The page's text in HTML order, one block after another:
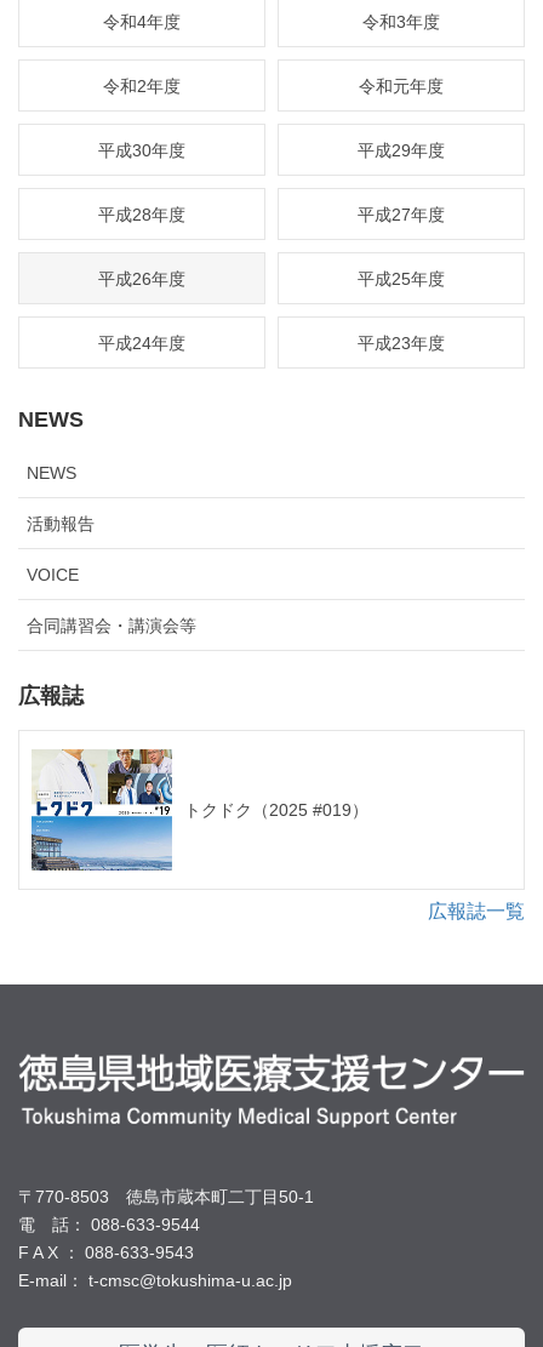
令和4年度 令和3年度
令和2年度 令和元年度
平成30年度 平成29年度
平成28年度 平成27年度
平成26年度 平成25年度
平成24年度 平成23年度
NEWS
NEWS
活動報告
VOICE
合同講習会・講演会等
広報誌
トクドク（2025 #019）
広報誌一覧
〒770-8503 徳島市蔵本町二丁目50-1
電 話： 088-633-9544
F A X ： 088-633-9543
E-mail： t-cmsc@tokushima-u.ac.jp